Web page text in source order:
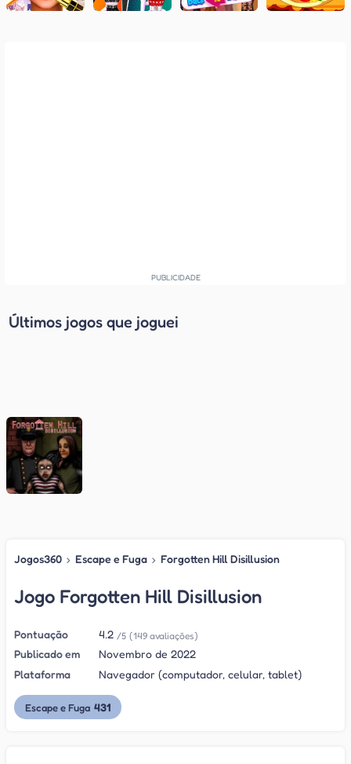
Últimos jogos que joguei
Jogos360 › Escape e Fuga › Forgotten Hill Disillusion
Jogo Forgotten Hill Disillusion
Pontuação 4.2 /5 (149 avaliações)
Publicado em
Novembro de 2022
Plataforma
Navegador (computador, celular, tablet)
Escape e Fuga 431